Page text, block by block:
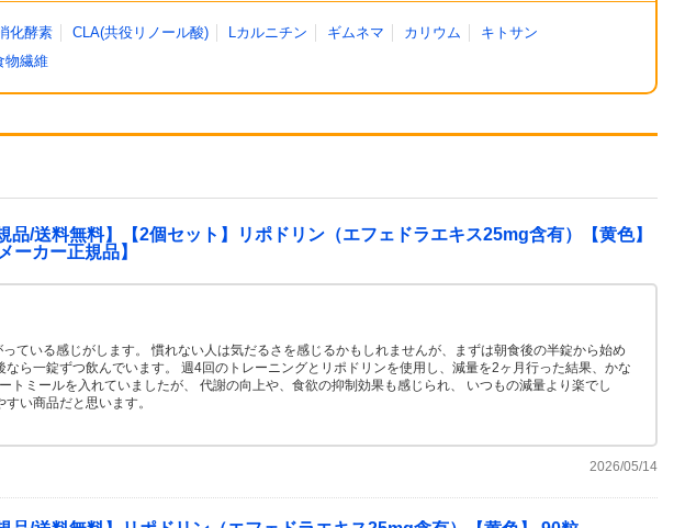
化酵素 CLA(共役リノール酸) Lカルニチン ギムネマ カリウム
キトサン
物繊維
品/送料無料】【2個セット】リポドリン（エフェドラエキス25mg含有）【黄色】
カー正規品】
ている感じがします。 慣れない人は気だるさを感じるかもしれませんが、まずは朝食後の半錠から始め
ら一錠ずつ飲んでいます。 週4回のトレーニングとリポドリンを使用し、減量を2ヶ月行った結果、かな
トミールを入れていましたが、 代謝の向上や、食欲の抑制効果も感じられ、 いつもの減量より楽でし
い商品だと思います。
2026/05/14